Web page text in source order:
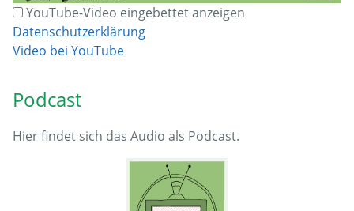
YouTube-Video eingebettet anzeigen
Datenschutzerklärung
Video bei YouTube
Podcast
Hier findet sich das Audio als Podcast.